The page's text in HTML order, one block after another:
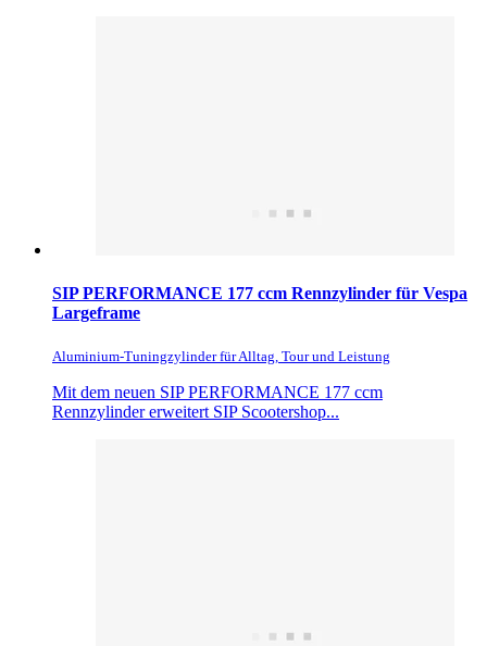
SIP PERFORMANCE 177 ccm Rennzylinder für Vespa
Largeframe
Aluminium-Tuningzylinder für Alltag, Tour und Leistung
Mit dem neuen SIP PERFORMANCE 177 ccm
Rennzylinder erweitert SIP Scootershop...